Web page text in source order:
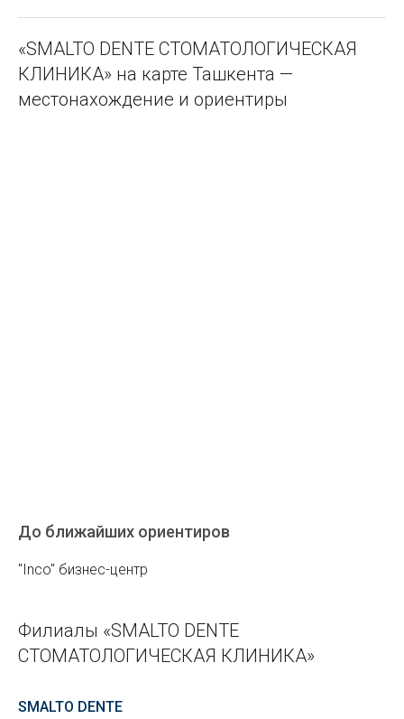
«SMALTO DENTE СТОМАТОЛОГИЧЕСКАЯ
КЛИНИКА» на карте Ташкента —
местонахождение и ориентиры
До ближайших ориентиров
"Inco" бизнес-центр
Филиалы «SMALTO DENTE
СТОМАТОЛОГИЧЕСКАЯ КЛИНИКА»
SMALTO DENTE